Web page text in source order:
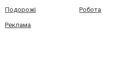
Подорожі Робота
Реклама